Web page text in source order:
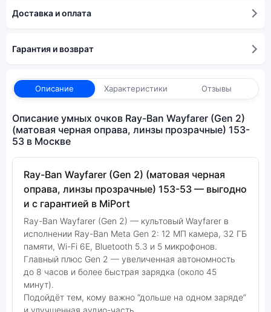
Доставка и оплата
Гарантия и возврат
Описание Характеристики Отзывы
Описание умных очков Ray-Ban Wayfarer (Gen 2)
(матовая черная оправа, линзы прозрачные) 153-
53 в Москве
Ray-Ban Wayfarer (Gen 2) (матовая черная
оправа, линзы прозрачные) 153-53 — выгодно
и с гарантией в MiPort
Ray-Ban Wayfarer (Gen 2) — культовый Wayfarer в
исполнении Ray-Ban Meta Gen 2: 12 МП камера, 32 ГБ
памяти, Wi-Fi 6E, Bluetooth 5.3 и 5 микрофонов.
Главный плюс Gen 2 — увеличенная автономность
до 8 часов и более быстрая зарядка (около 45
минут).
Подойдёт тем, кому важно “дольше на одном заряде”
и улучшенная аудио-часть.